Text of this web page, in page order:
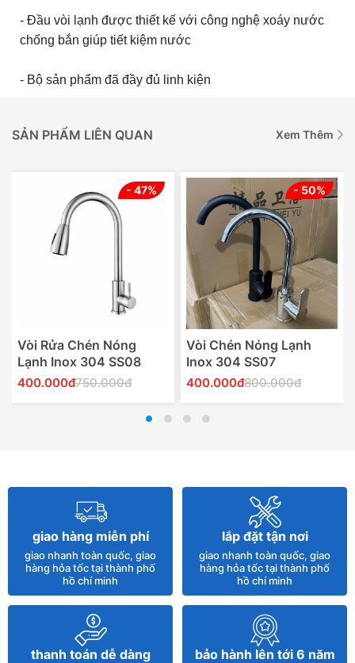
- Đầu vòi lạnh được thiết kế với công nghệ xoáy nước
chống bắn giúp tiết kiệm nước
- Bộ sản phẩm đã đầy đủ linh kiện
SẢN PHẨM LIÊN QUAN Xem Thêm
- 47%
Vòi Rửa Chén Nóng
Lạnh Inox 304 SS08
400.000đ750.000đ
- 50%
Vòi Chén Nóng Lạnh
Inox 304 SS07
400.000đ800.000đ
giao hàng miễn phí
giao nhanh toàn quốc, giao
hàng hỏa tốc tại thành phố
hồ chí minh
lắp đặt tận nơi
giao nhanh toàn quốc, giao
hàng hỏa tốc tại thành phố
hồ chí minh
thanh toán dễ dàng bảo hành lên tới 6 năm